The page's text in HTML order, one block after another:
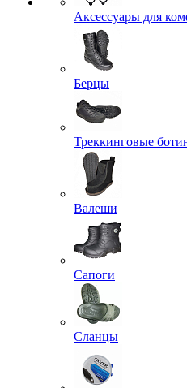
Аксессуары для
Берцы
Треккинговые
Валеши
Сапоги
Сланцы